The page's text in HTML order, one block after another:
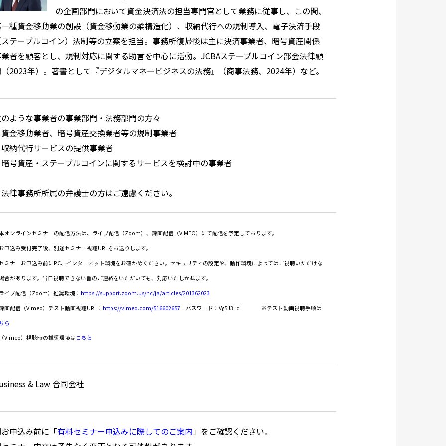
の企画部門において資金決済法の担当専門官として業務に従事し、この間、
種資金移動業の創設（資金移動業の柔構造化）、収納代行への規制導入、電子決済手段
テーブルコイン）法制等の立案を担当。事務所復帰後は主に決済事業者、暗号資産関係
者を顧客とし、規制対応に関する助言を中心に活動。JCBAステーブルコイン部会法律顧
2023年）。著書として『デジタルマネービジネスの法務』（商事法務、2024年）など。
ような事業者の事業部門・法務部門の方々
金移動業者、暗号資産交換業者等の規制事業者
納代行サービスの提供事業者
号資産・ステーブルコインに関するサービスを検討中の事業者
律事務所所属の弁護士の方はご遠慮ください。
オンラインセミナーの配信方法は、ライブ配信（Zoom）、録画配信（VIMEO）にて配信を予定しております。
申込み受付完了後、別途セミナー視聴URLをお送りします。
ミナーお申込み前にPC、インターネット環境をお確かめください。セキュリティの設定や、動作環境によってはご視聴いただけな
合があります。当日視聴できない旨のご連絡をいただいても、対応いたしかねます。
イブ配信（Zoom）推奨環境： https://support.zoom.us/hc/ja/articles/201362023
画配信（Vimeo）テスト動画視聴URL： https://vimeo.com/516602657 パスワード：Vg5J3Ld
※テスト動画視聴手順は
ら
Vimeo）視聴時の推奨環境は こちら
& Law 合同会社
申込み前に「有料セミナー申込みに際してのご案内」をご確認ください。